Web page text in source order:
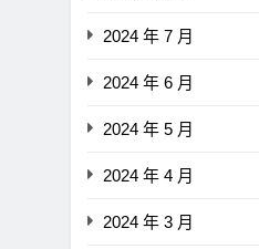
2024 年 7 月
2024 年 6 月
2024 年 5 月
2024 年 4 月
2024 年 3 月